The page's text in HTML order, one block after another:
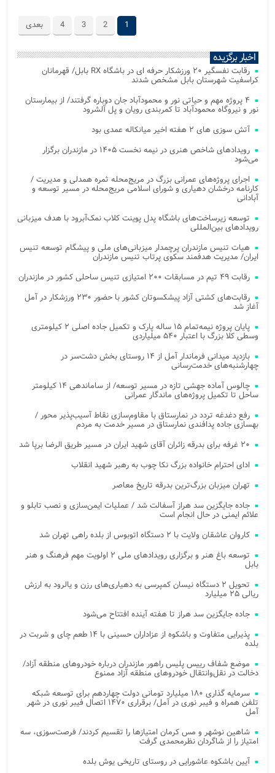
1
2
3
4 بعدی
اخبار برگزیده
رقابت نفسگیر ۲۰ ورزشکار حرفه ای در باشگاه RX بابل/ قهرمانان
کراسفیت شهرستان بابل مشخص شدند
۴ پروژه مهم و حیاتی نور و محمودآباد جان دوباره گرفتند/ از بیمارستان
نور و نیروگاه محمودآباد تا کمربندی رویان و پل آلشرود
آتش‌ سوزی‌ های ۲ هفته اخیر میانکاله عمدی بود
رویدادهای شاخص هنری در نیمه نخست ۱۴۰۵ در مازندران برگزار
می‌شود
اجرای پروژه‌های عمرانی بزرگ در مریج‌محله ثمره همدلی و مدیریت /
کارنامه درخشان دهیاری و شورای اسلامی مریج‌محله در مسیر توسعه و
آبادانی
توسعه زیرساخت‌های باشگاه پدل پوینت کلاب نمک‌آبرود با هدف میزبانی
رویدادهای بین‌المللی
هیات تنیس مازندران پرچمدار میزبانی‌های ملی و پیشگام توسعه تنیس
ایران/ مدیریت هدفمند سکوی پرتاب تنیس مازندران
رقابت ۴۹ تیم در مسابقات ۲۰۰ امتیازی تنیس ساحلی کشور در مازندران
رقابت‌های کشتی آزاد پیشکسوتان کشور با حضور ۲۳۰ ورزشکار در آمل
آغاز شد
پایان پروژه نیمه‌تمام ۱۵ ساله پارک و تکمیل جاده اصلی ۲ کیلومتری
وسطی کلا بزرگ با اعتبار ۵۴۰ میلیاردی
بازدید میدانی فرماندار آمل از ۱۴ روستای بخش دشت‌سر در
چهارشنبه‌های خدمت‌رسانی
چالوس آماده جهشی تازه در مسیر توسعه/ از ساماندهی ۱۴ کیلومتر
ساحل تا تکمیل پروژه‌های ماندگار عمرانی
رفع دغدغه تردد در نمارستاق با مقاوم‌سازی نقاط آسیب‌پذیر محور /
بهسازی جاده پدافندی نمارستاق در مسیر خدمت به مردم
۲۰ غرفه برای بدرقه زائران آقای شهید ایران در مسیر طریق الرضا برپا شد
ادای احترام خانواده بزرگ نکا چوب به رهبر شهید انقلاب
تهران میزبان بزرگ‌ترین بدرقه تاریخ معاصر
جاده جایگزین سد هراز آسفالت شد / عملیات ایمن‌سازی و نصب تابلو و
علائم ایمنی در حال انجام است
کاروان عاشقان ولایت با ۲ دستگاه اتوبوس از بلده راهی تهران شد
توسعه باغ هنر و برگزاری رویدادهای ملی ۲ اولویت مهم فرهنگ و هنر
بابل
تحویل ۲ دستگاه نیسان کمپرسی به دهیاری‌های رزن و یالرود به ارزش
ریالی ۲۵ میلیارد
جاده جایگزین سد هراز تا هفته آینده افتتاح می‌شود
پذیرایی متفاوت و باشکوه از عزاداران حسینی با ۱۴ طعم چای و شربت در
بلده
موضع شفاف رییس پلیس راهور مازندران درباره خودروهای منطقه آزاد/
دخالت در نقل‌وانتقال خودروهای منطقه آزاد ممنوع
سرمایه گذاری ۱۸۰ میلیارد تومانی دولت چهاردهم برای توسعه شبکه
تلفن همراه و فیبر نوری در آمل/ برقراری ۱۴۷۰ اتصال فیبر نوری در شهر
آمل
شاهین نوشهر و مس کرمان امتیازها را تقسیم کردند/ فرصت‌سوزی، سه
امتیاز را از شاگردان نظرمحمدی گرفت
آیین باشکوه عاشورایی در روستای تاریخی یوش بلده